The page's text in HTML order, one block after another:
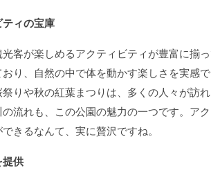
ィの宝庫
客が楽しめるアクティビティが豊富に揃
り、自然の中で体を動かす楽しさを実感で
りや秋の紅葉まつりは、多くの人々が訪
流れも、この公園の魅力の一つです。ア
きるなんて、実に贅沢ですね。
供